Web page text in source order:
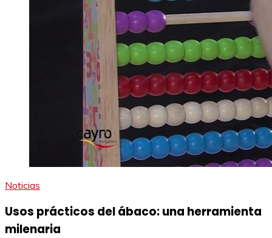
Noticias
Usos prácticos del ábaco: una herramienta
milenaria